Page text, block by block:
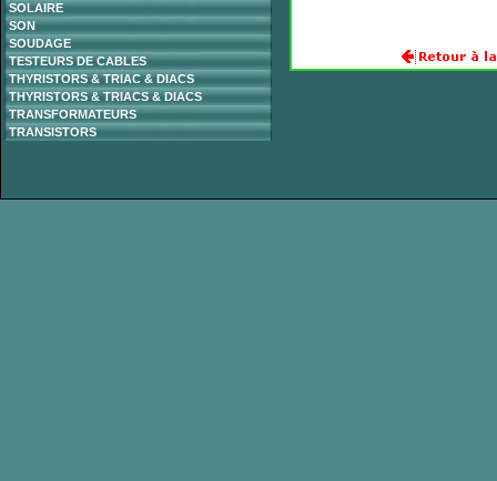
SOLAIRE
SON
SOUDAGE
TESTEURS DE CABLES
THYRISTORS & TRIAC & DIACS
THYRISTORS & TRIACS & DIACS
TRANSFORMATEURS
TRANSISTORS